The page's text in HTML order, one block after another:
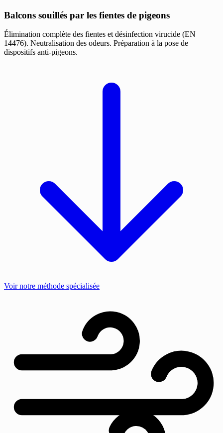
Balcons souillés par les fientes de pigeons
Élimination complète des fientes et désinfection virucide (EN
14476). Neutralisation des odeurs. Préparation à la pose de
dispositifs anti-pigeons.
Voir notre méthode spécialisée